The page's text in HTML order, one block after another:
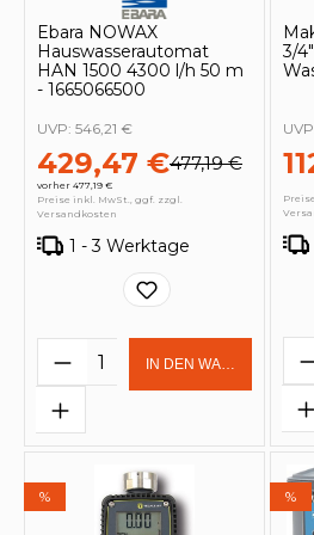
Ebara NOWAX
Hauswasserautomat
HAN 1500 4300 l/h 50 m
- 1665066500
429,47 €477,19 €
vorher 477,19 €
UVP: 546,21 €
Preise inkl. MwSt., ggf. zzgl.
Versandkosten
1 - 3 Werktage
Produkt Anzahl:
IN DEN WARENKORB
3/
% %